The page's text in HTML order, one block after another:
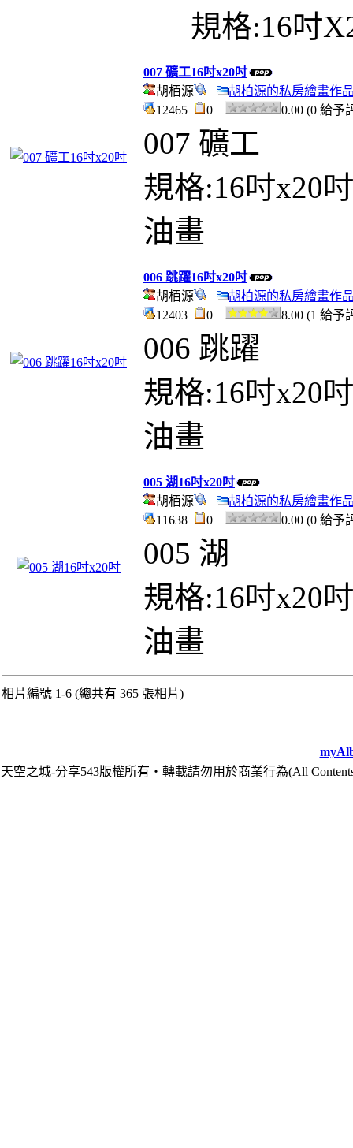
規格:16吋
007 礦工16吋x20吋
胡栢源
胡柏源的私房繪畫作
12465
0 0.00 (0 給予
007 礦工
規格:16吋x20吋
油畫
006 跳躍16吋x20吋
胡栢源
胡柏源的私房繪畫作
12403
0 8.00 (1 給予
006 跳躍
規格:16吋x20吋
油畫
005 湖16吋x20吋
胡栢源
胡柏源的私房繪畫作
11638
0 0.00 (0 給予
005 湖
規格:16吋x20吋
油畫
相片編號 1-6 (總共有 365 張相片)
天空之城-分享543版權所有‧轉載請勿用於商業行為(All Contents